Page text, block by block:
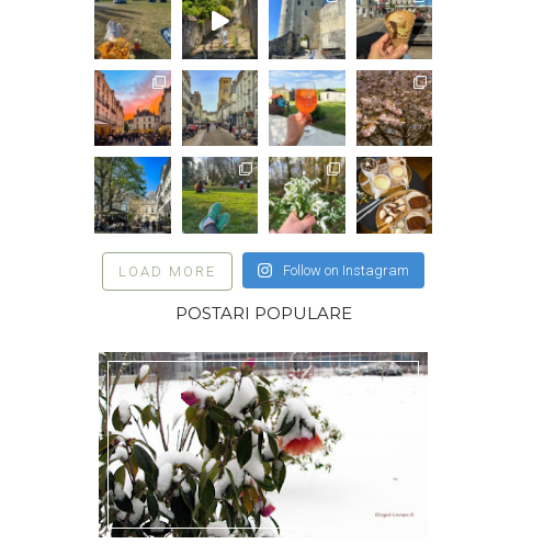
LOAD MORE Follow on Instagram
POSTARI POPULARE